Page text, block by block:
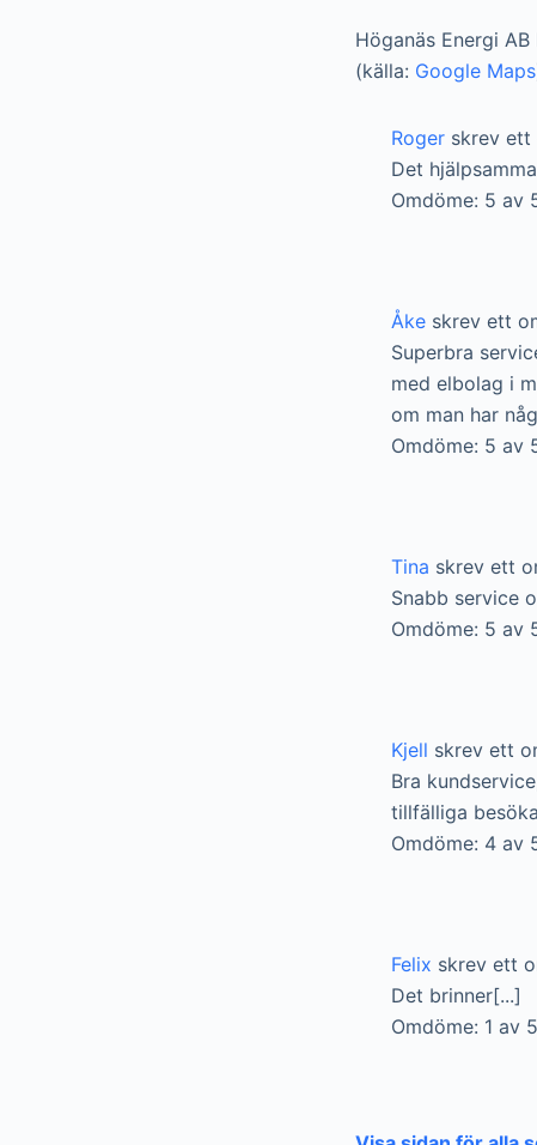
Höganäs Energi
(källa: Google Maps
Roger skrev ett
Det
Omdöme: 5 av
Åke skrev ett
Superbra
med elbolag i
om man har
Omdöme: 5 av
Tina skrev ett
Snabb service
Omdöme: 5 av
Kjell skrev ett
Bra
tillfälliga
Omdöme: 4 av
Felix skrev ett
Det brinner[...]
Omdöme: 1 av